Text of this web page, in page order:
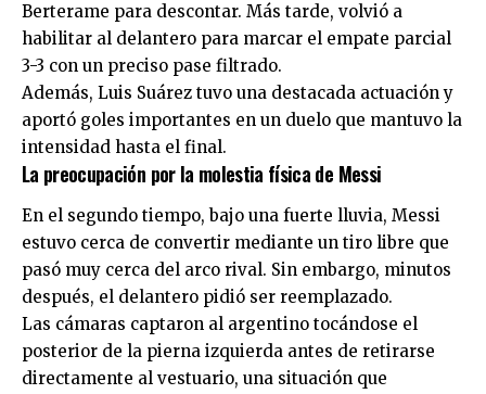
Berterame para descontar. Más tarde, volvió a
habilitar al delantero para marcar el empate parcial
3-3 con un preciso pase filtrado.
Además, Luis Suárez tuvo una destacada actuación y
aportó goles importantes en un duelo que mantuvo la
intensidad hasta el final.
La preocupación por la molestia física de Messi
En el segundo tiempo, bajo una fuerte lluvia, Messi
estuvo cerca de convertir mediante un tiro libre que
pasó muy cerca del arco rival. Sin embargo, minutos
después, el delantero pidió ser reemplazado.
Las cámaras captaron al argentino tocándose el
posterior de la pierna izquierda antes de retirarse
directamente al vestuario, una situación que